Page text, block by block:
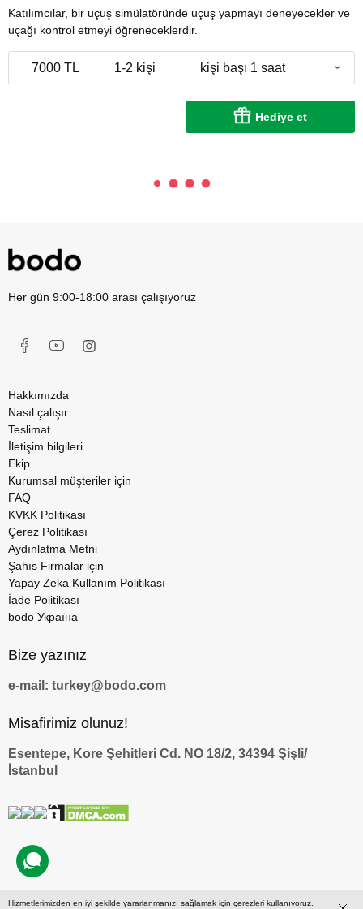
Katılımcılar, bir uçuş simülatöründe uçuş yapmayı deneyecekler ve
uçağı kontrol etmeyi öğreneceklerdir.
7000 TL 1-2 kişi kişi başı 1 saat
Hediye et
Her gün 9:00-18:00 arası çalışıyoruz
Hakkımızda
Nasıl çalışır
Teslimat
İletişim bilgileri
Ekip
Kurumsal müşteriler için
FAQ
KVKK Politikası
Çerez Politikası
Aydınlatma Metni
Şahıs Firmalar için
Yapay Zeka Kullanım Politikası
İade Politikası
bodo Україна
Bize yazınız
e-mail: turkey@bodo.com
Misafirimiz olunuz!
Esentepe, Kore Şehitleri Cd. NO 18/2, 34394 Şişli/
İstanbul
Hizmetlerimizden en iyi şekilde yararlanmanızı sağlamak için çerezleri kullanıyoruz.